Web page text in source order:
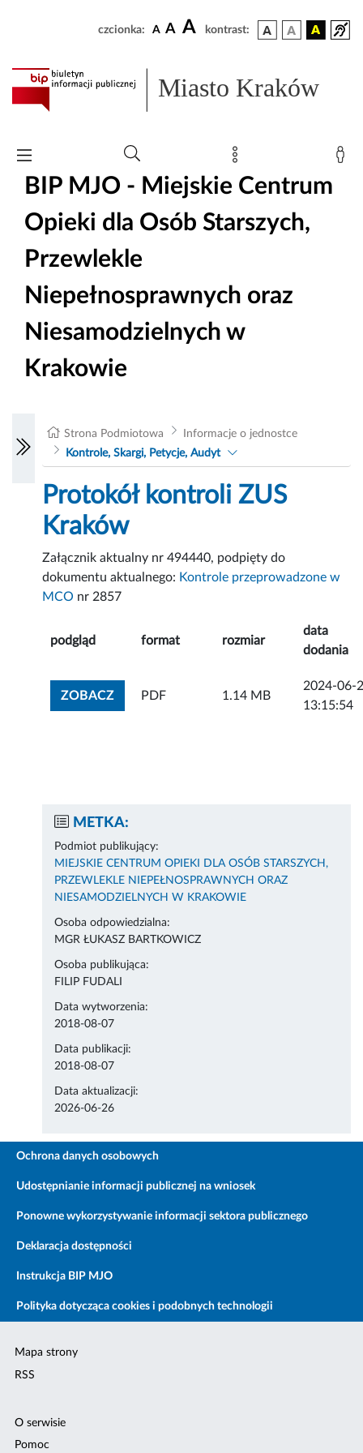
czcionka: A A A kontrast:
Miasto Kraków
BIP MJO - Miejskie Centrum
Opieki dla Osób Starszych,
Przewlekle
Niepełnosprawnych oraz
Niesamodzielnych w
Krakowie
Strona Podmiotowa
Informacje o jednostce
Kontrole, Skargi, Petycje, Audyt
Protokół kontroli ZUS
Kraków
Załącznik aktualny nr 494440, podpięty do
dokumentu aktualnego: Kontrole przeprowadzone w
MCO nr 2857
podgląd format rozmiar
data
dodania
ZOBACZZOBACZ ZAŁĄCZNIK
PDF 1.14 MB
2024-06-
13:15:54
METKA:
Podmiot publikujący:
MIEJSKIE CENTRUM OPIEKI DLA OSÓB STARSZYCH,
PRZEWLEKLE NIEPEŁNOSPRAWNYCH ORAZ
NIESAMODZIELNYCH W KRAKOWIE
Osoba odpowiedzialna:
MGR ŁUKASZ BARTKOWICZ
Osoba publikująca:
FILIP FUDALI
Data wytworzenia:
2018-08-07
Data publikacji:
2018-08-07
Data aktualizacji:
2026-06-26
Ochrona danych osobowych
Udostępnianie informacji publicznej na wniosek
Ponowne wykorzystywanie informacji sektora publicznego
Deklaracja dostępności
Instrukcja BIP MJO
Polityka dotycząca cookies i podobnych technologii
Mapa strony
RSS
O serwisie
Pomoc